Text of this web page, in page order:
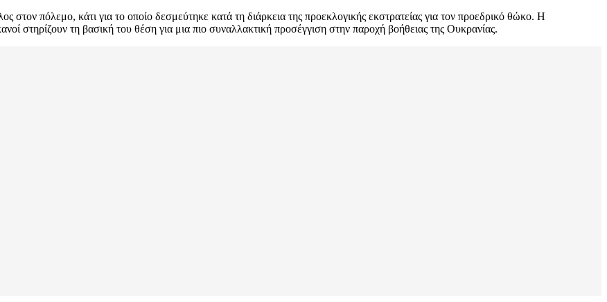
στον πόλεμο, κάτι για το οποίο δεσμεύτηκε κατά τη διάρκεια της προεκλογικής εκστρατείας για τον προεδρικό θώκο. Η
στηρίζουν τη βασική του θέση για μια πιο συναλλακτική προσέγγιση στην παροχή βοήθειας της Ουκρανίας.